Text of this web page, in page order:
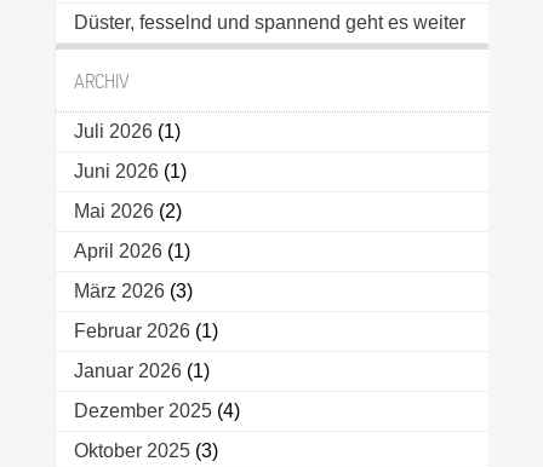
Düster, fesselnd und spannend geht es weiter
ARCHIV
Juli 2026(1)
Juni 2026(1)
Mai 2026(2)
April 2026(1)
März 2026(3)
Februar 2026(1)
Januar 2026(1)
Dezember 2025(4)
Oktober 2025(3)